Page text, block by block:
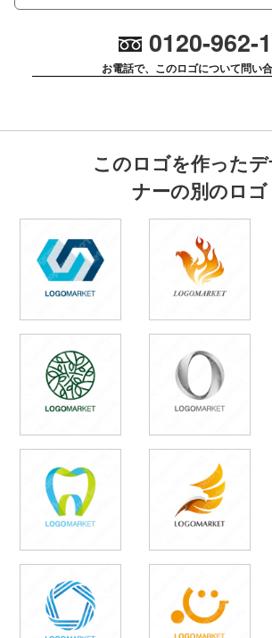
0120-962-
お電話で、このロゴについて問い
このロゴを作った
ナーの別のロゴ